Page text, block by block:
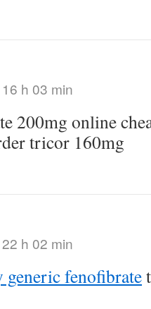
h 03 min
200mg online
tricor 160mg
h 02 min
generic fenofibrate